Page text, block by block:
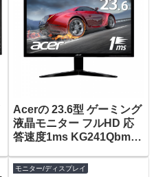
Acerの 23.6型 ゲーミング
液晶モニター フルHD 応
答速度1ms KG241Qbmiix
円！
モニター/ディスプレイ